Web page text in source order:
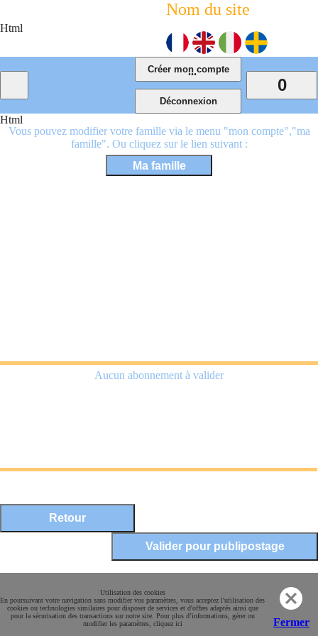
Html
Nom du site
Html
0
...
Vous pouvez modifier votre famille via le menu "mon compte","ma
famille". Ou cliquez sur le lien suivant :
Aucun abonnement à valider
Utilisation des cookies
En poursuivant votre navigation sans modifier vos paramètres, vous acceptez l'utilisation des
cookies ou technologies similaires pour disposer de services et d'offres adaptés ainsi que
pour la sécurisation des transactions sur notre site. Pour plus d’informations, gérer ou
modifier les paramètres, cliquez ici
Fermer
Paiement sécurisé
Conditions Générales de Vente